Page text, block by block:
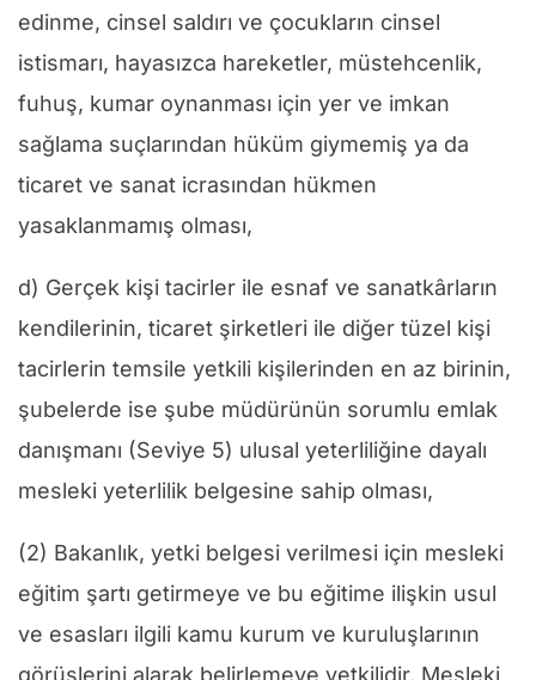
edinme, cinsel saldırı ve çocukların cinsel
istismarı, hayasızca hareketler, müstehcenlik,
fuhuş, kumar oynanması için yer ve imkan
sağlama suçlarından hüküm giymemiş ya da
ticaret ve sanat icrasından hükmen
yasaklanmamış olması,
d) Gerçek kişi tacirler ile esnaf ve sanatkârların
kendilerinin, ticaret şirketleri ile diğer tüzel kişi
tacirlerin temsile yetkili kişilerinden en az birinin,
şubelerde ise şube müdürünün sorumlu emlak
danışmanı (Seviye 5) ulusal yeterliliğine dayalı
mesleki yeterlilik belgesine sahip olması,
(2) Bakanlık, yetki belgesi verilmesi için mesleki
eğitim şartı getirmeye ve bu eğitime ilişkin usul
ve esasları ilgili kamu kurum ve kuruluşlarının
görüşlerini alarak belirlemeye yetkilidir. Mesleki